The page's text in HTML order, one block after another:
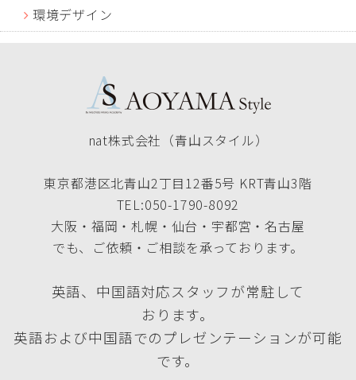
環境デザイン
nat株式会社（青山スタイル）
東京都港区北青山2丁目12番5号 KRT青山3階
TEL:050-1790-8092
大阪・福岡・札幌・仙台・宇都宮・名古屋
でも、ご依頼・ご相談を承っております。
英語、中国語対応スタッフが常駐して
おります。
英語および中国語でのプレゼンテーションが可能
です。